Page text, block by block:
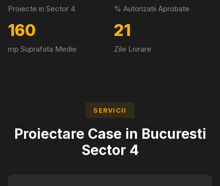
Proiecte in Sector 4 % Autorizatii Aprobate
160
mp Suprafata Medie
21
Zile Livrare
SERVICII
Proiectare Case in Bucuresti
Sector 4